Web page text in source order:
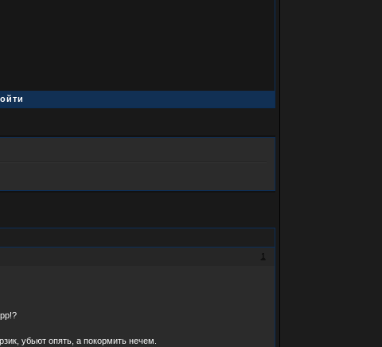
1
убьют опять, а покормить нечем.